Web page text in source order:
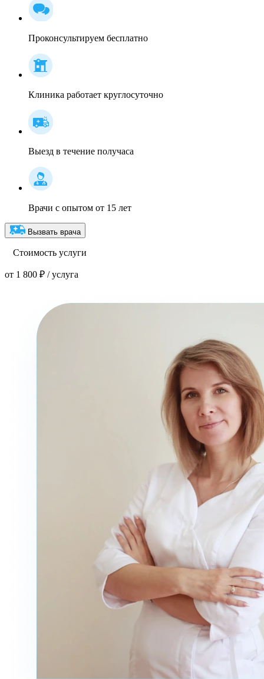
Проконсультируем бесплатно
Клиника работает круглосуточно
Выезд в течение получаса
Врачи с опытом от 15 лет
Вызвать врача
Стоимость услуги
от 1 800 ₽ / услуга